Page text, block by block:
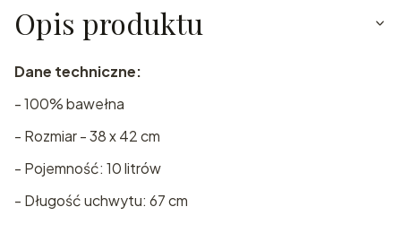
Opis produktu
Dane techniczne:
- 100% bawełna
- Rozmiar - 38 x 42 cm
- Pojemność: 10 litrów
- Długość uchwytu: 67 cm